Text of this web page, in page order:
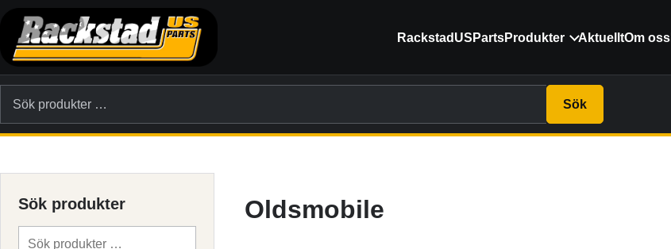
RackstadUSPartsProdukter AktuelltOm oss
Sök
Sök produkter Oldsmobile